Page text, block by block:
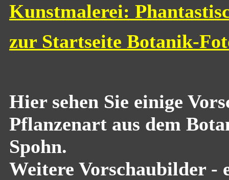
Kunstmalerei:
zur Startseite Botanik-
Hier sehen Sie einige
Pflanzenart aus dem
Spohn.
Weitere Vorschaubilder -